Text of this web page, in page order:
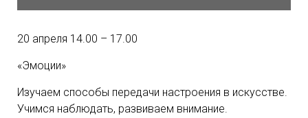
20 апреля 14.00 – 17.00
«Эмоции»
Изучаем способы передачи настроения в искусстве.
Учимся наблюдать, развиваем внимание.